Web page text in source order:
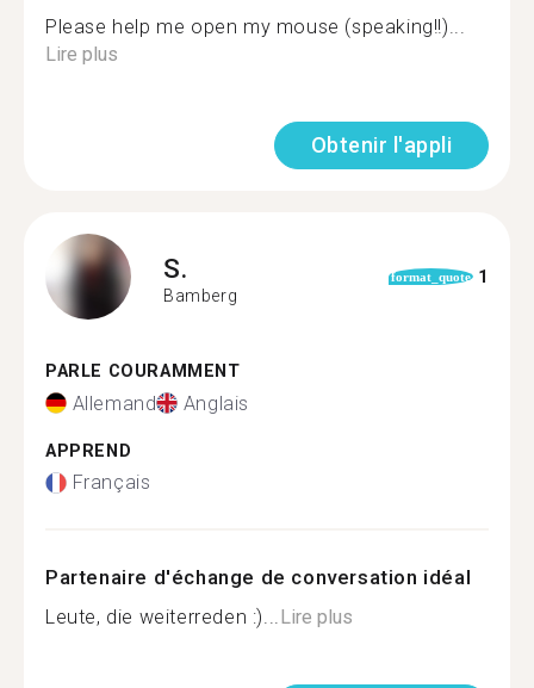
Please help me open my mouse (speaking!!)...
Lire plus
Obtenir l'appli
S.
Bamberg
format_quote 1
PARLE COURAMMENT
Allemand Anglais
APPREND
Français
Partenaire d'échange de conversation idéal
Leute, die weiterreden :)...Lire plus